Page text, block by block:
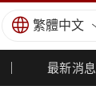
繁體中文
最新消息